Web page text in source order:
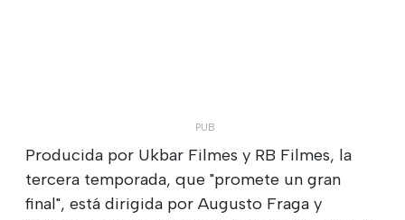
Producida por Ukbar Filmes y RB Filmes, la
tercera temporada, que "promete un gran
final", está dirigida por Augusto Fraga y